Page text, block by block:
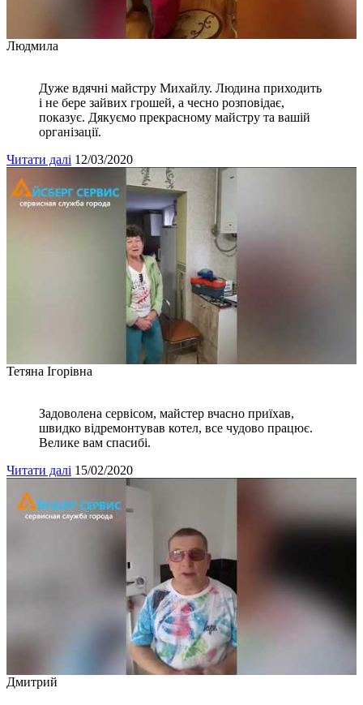
Людмила
Дуже вдячні майстру Михайлу. Людина приходить
і не бере зайвих грошей, а чесно розповідає,
показує. Дякуємо прекрасному майстру та вашій
організації.
Читати далі 12/03/2020
Тетяна Ігорівна
Задоволена сервісом, майстер вчасно приїхав,
швидко відремонтував котел, все чудово працює.
Велике вам спасибі.
Читати далі 15/02/2020
Дмитрий